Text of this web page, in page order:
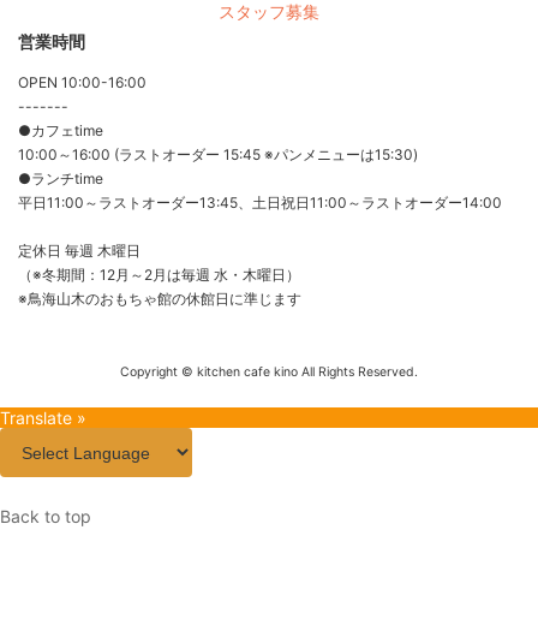
スタッフ募集
営業時間
OPEN 10:00-16:00
-------
●カフェtime
10:00～16:00 (ラストオーダー 15:45 ※パンメニューは15:30)
●ランチtime
平日11:00～ラストオーダー13:45、土日祝日11:00～ラストオーダー14:00
定休日 毎週 木曜日
（※冬期間：12月～2月は毎週 水・木曜日）
※鳥海山木のおもちゃ館の休館日に準じます
Copyright © kitchen cafe kino All Rights Reserved.
Translate »
Back to top